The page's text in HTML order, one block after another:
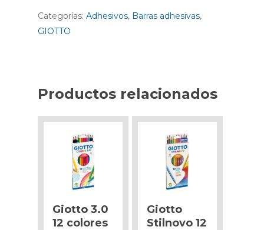
Categorías: Adhesivos, Barras adhesivas,
GIOTTO
Productos relacionados
Giotto 3.0
12 colores
Giotto
Stilnovo 12